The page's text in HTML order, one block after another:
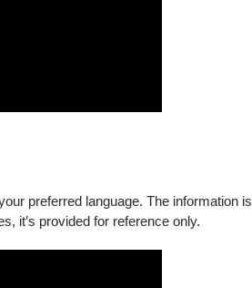
preferred language. The information is
it’s provided for reference only.